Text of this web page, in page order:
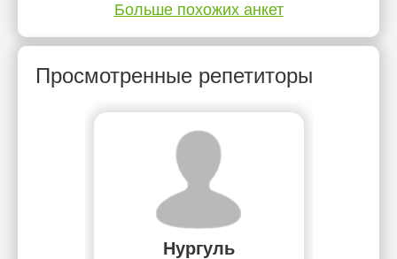
Больше похожих анкет
Просмотренные репетиторы
Нургуль